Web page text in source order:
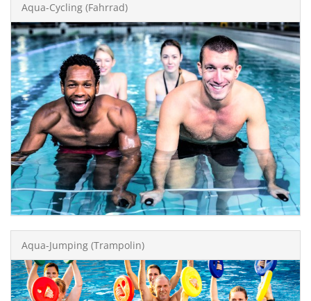
Aqua-Cycling (Fahrrad)
Aqua-Jumping (Trampolin)